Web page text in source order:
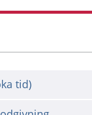
tid)